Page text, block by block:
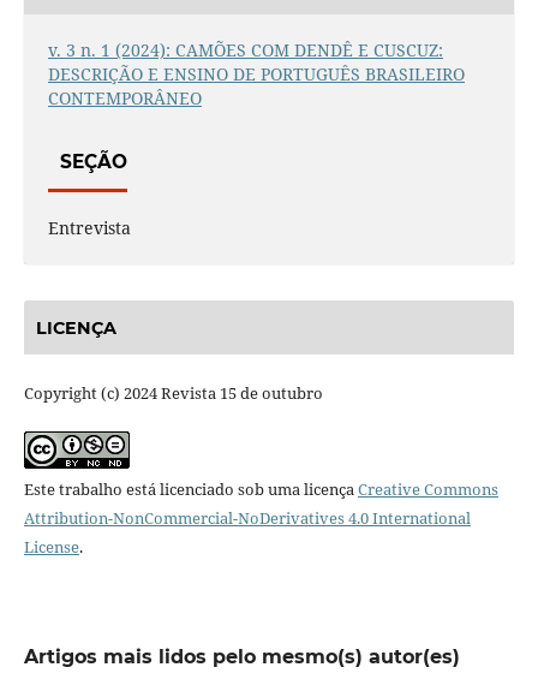
v. 3 n. 1 (2024): CAMÕES COM DENDÊ E CUSCUZ:
DESCRIÇÃO E ENSINO DE PORTUGUÊS BRASILEIRO
CONTEMPORÂNEO
SEÇÃO
Entrevista
LICENÇA
Copyright (c) 2024 Revista 15 de outubro
Este trabalho está licenciado sob uma licençaCreative Commons
Attribution-NonCommercial-NoDerivatives 4.0 International
License.
Artigos mais lidos pelo mesmo(s) autor(es)